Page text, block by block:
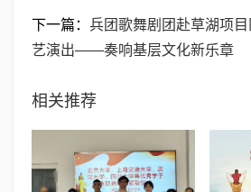
下一篇： 兵团歌舞剧团赴草湖项
艺演出——奏响基层文化新乐章
相关推荐